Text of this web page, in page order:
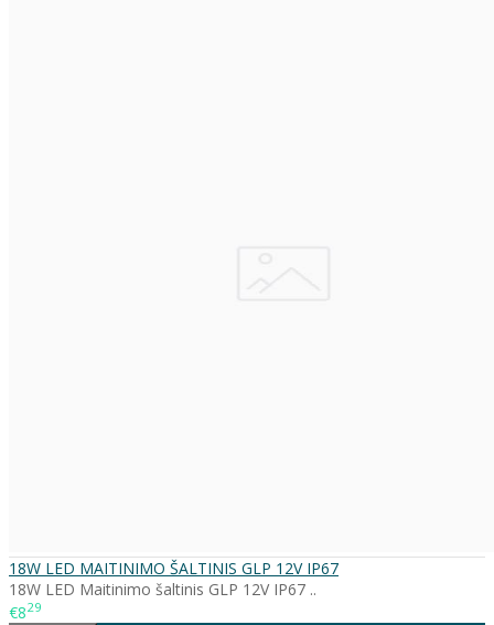
18W LED MAITINIMO ŠALTINIS GLP 12V IP67
18W LED Maitinimo šaltinis GLP 12V IP67 ..
€829